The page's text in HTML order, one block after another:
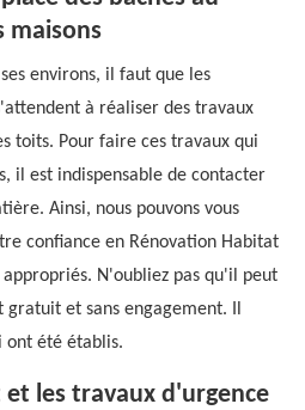
maisons
environs, il faut que les
à réaliser des travaux
toits. Pour faire ces travaux qui
il est indispensable de contacter
Ainsi, nous pouvons vous
confiance en Rénovation Habitat
N'oubliez pas qu'il peut
et sans engagement. Il
ont été établis.
les travaux d'urgence